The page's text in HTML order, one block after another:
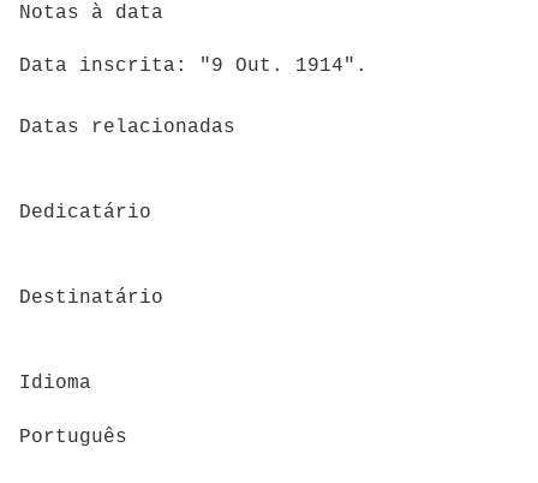
Notas à data
Data inscrita: "9 Out. 1914".
Datas relacionadas
Dedicatário
Destinatário
Idioma
Português